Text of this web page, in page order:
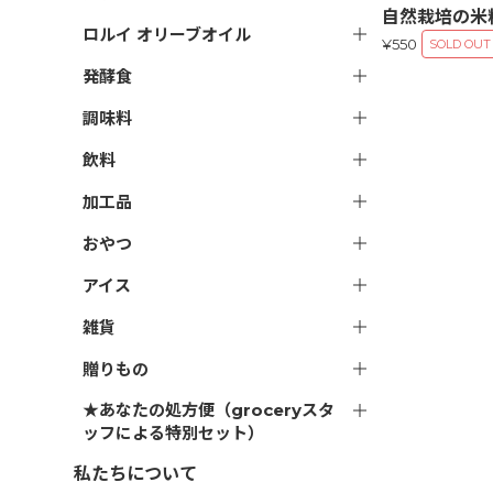
ロルイ オリーブオイル
発酵食
調味料
飲料
加工品
おやつ
アイス
雑貨
贈りもの
★あなたの処方便（groceryスタ
ッフによる特別セット）
私たちについて
自然栽培の米
¥550 SOLD OUT